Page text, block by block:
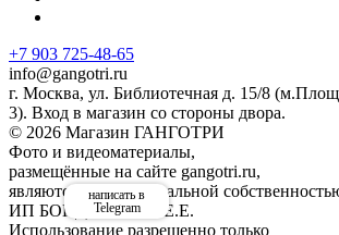
+7 903 725-48-65
info@gangotri.ru
г. Москва, ул. Библиотечная д. 15/8
3). Вход в магазин со стороны двора.
© 2026 Магазин ГАНГОТРИ
Фото и видеоматериалы,
размещённые на сайте gangotri.ru,
являются интеллектуальной
ИП БОНДАРЕНКО Е.Е.
Использование разрешенно только
написать в
Telegram